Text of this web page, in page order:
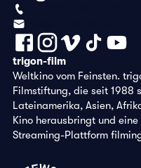
trigon-film
Weltkino vom Feinsten.
Filmstiftung, die seit 1988
Lateinamerika, Asien,
Kino herausbringt und
Streaming-Plattform